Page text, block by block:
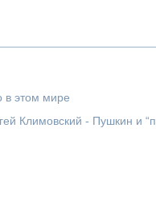
в этом мире
Климовский - Пушкин и